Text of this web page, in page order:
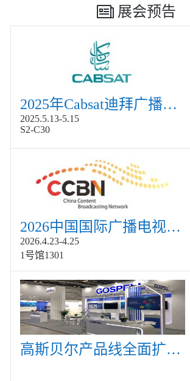
展会预告
2025年Cabsat迪拜广播电视展
2025.5.13-5.15
S2-C30
2026中国国际广播电视信息网络展览会展
2026.4.23-4.25
1号馆1301
高斯贝尔产品线全面扩展，众多新产品亮相CommunicAsia 2019